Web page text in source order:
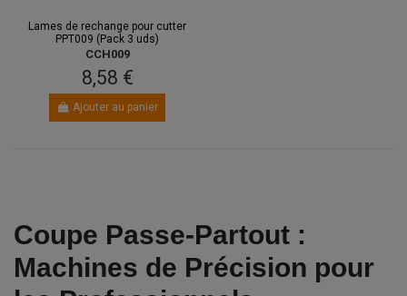
Lames de rechange pour cutter
PPT009 (Pack 3 uds)
CCH009
8,58 €
Ajouter au panier
Coupe Passe-Partout :
Machines de Précision pour